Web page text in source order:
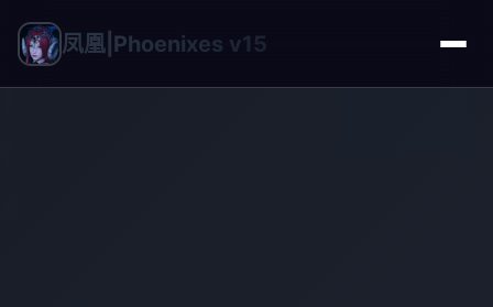
凤凰|Phoenixes v15